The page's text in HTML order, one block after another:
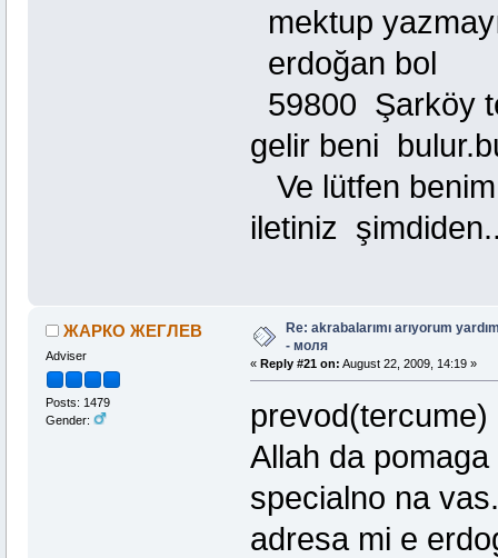
mektup
erdoğan bol
59800 Şarköy
gelir beni
Ve lütfen benim
iletiniz
ЖАРКО ЖЕГЛЕВ
Adviser
Posts: 1479
Gender:
Re: akrabalarımı arıyorum
- моля
« Reply #21 on: August 22, 2009, 14:19 »
prevod(tercume)
Allah da
specialno na
adresa mi e